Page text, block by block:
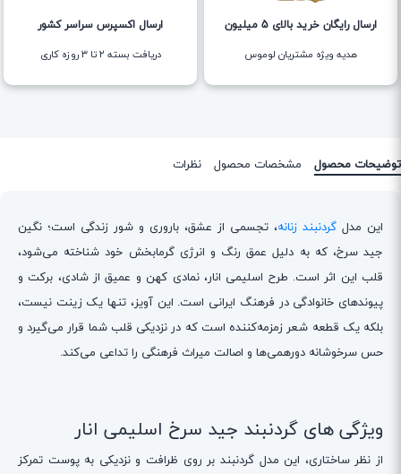
ارسال رایگان خرید بالای 5 میلیون
هدیه ویژه مشتریان لوموس
ارسال اکسپرس سراسر کشور
دریافت بسته ۲ تا ۳ روزه کاری
توضیحات محصول مشخصات محصول نظرات
این مدل گردنبند زنانه، تجسمی از عشق، باروری و شور زندگی است؛ نگین
جید سرخ، که به دلیل عمق رنگ و انرژی گرمابخش خود شناخته می‌شود،
قلب این اثر است. طرح اسلیمی انار، نمادی کهن و عمیق از شادی، برکت و
پیوندهای خانوادگی در فرهنگ ایرانی است. این آویز، تنها یک زینت نیست،
بلکه یک قطعه شعر زمزمه‌کننده است که در نزدیکی قلب شما قرار می‌گیرد و
حس سرخوشانه دورهمی‌ها و اصالت میراث فرهنگی را تداعی می‌کند.
ویژگی های گردنبند جید سرخ اسلیمی انار
از نظر ساختاری، این مدل گردنبند بر روی ظرافت و نزدیکی به پوست تمرکز